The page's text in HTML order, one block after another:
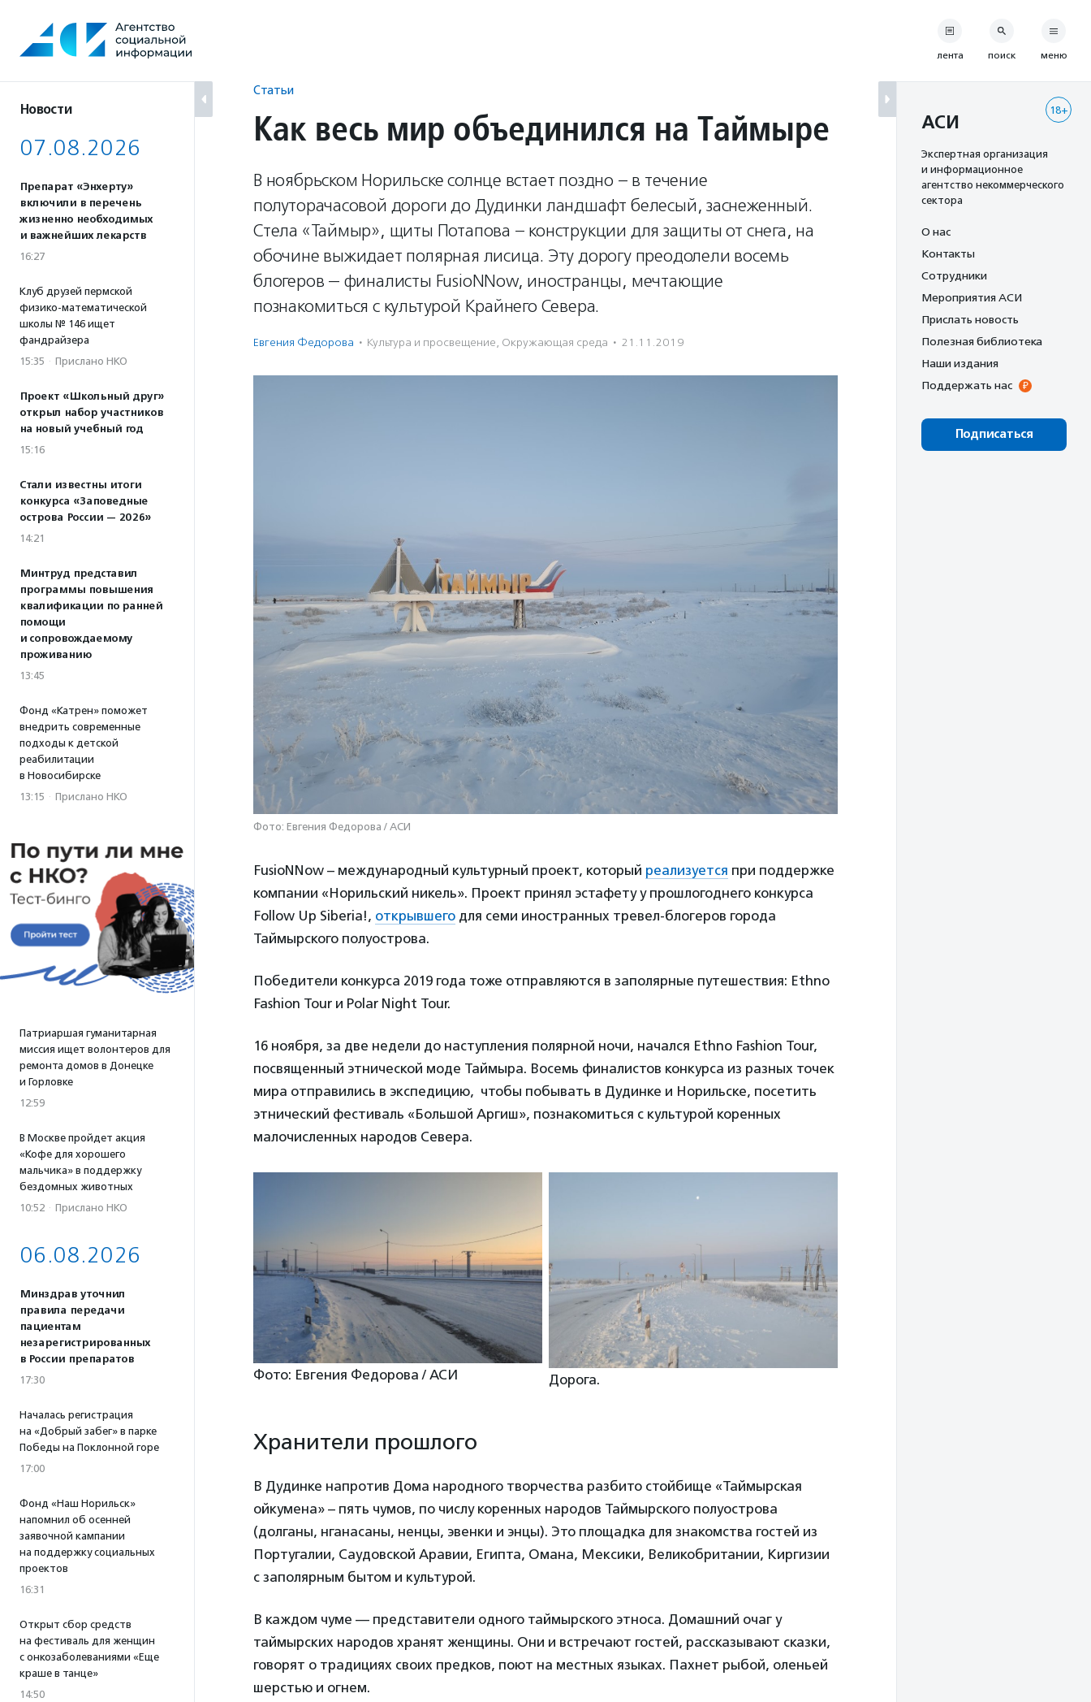
содержанию
Новости
07.08.2026
Препарат «Энхерту»
включили в перечень
жизненно необходимых
и важнейших лекарств
16:27
Клуб друзей пермской
физико-математической
школы № 146 ищет
фандрайзера
15:35 · Прислано НКО
Проект «Школьный друг»
открыл набор участников
на новый учебный год
15:16
Стали известны итоги
конкурса «Заповедные
острова России — 2026»
14:21
Минтруд представил
программы повышения
квалификации по ранней
помощи
и сопровождаемому
проживанию
13:45
Фонд «Катрен» поможет
внедрить современные
подходы к детской
реабилитации
в Новосибирске
13:15 · Прислано НКО
Патриаршая гуманитарная
миссия ищет волонтеров для
ремонта домов в Донецке
и Горловке
12:59
В Москве пройдет акция
«Кофе для хорошего
мальчика» в поддержку
бездомных животных
10:52 · Прислано НКО
06.08.2026
Минздрав уточнил
правила передачи
пациентам
незарегистрированных
в России препаратов
17:30
Началась регистрация
на «Добрый забег» в парке
Победы на Поклонной горе
17:00
Фонд «Наш Норильск»
напомнил об осенней
заявочной кампании
на поддержку социальных
проектов
16:31
Открыт сбор средств
на фестиваль для женщин
с онкозаболеваниями «Еще
краше в танце»
14:50
Статьи
Как весь мир объединился на Таймыре
В ноябрьском Норильске солнце встает поздно – в течение
полуторачасовой дороги до Дудинки ландшафт белесый, заснеженный.
Стела «Таймыр», щиты Потапова – конструкции для защиты от снега, на
обочине выжидает полярная лисица. Эту дорогу преодолели восемь
блогеров — финалисты FusioNNow, иностранцы, мечтающие
познакомиться с культурой Крайнего Севера.
Евгения Федорова · Культура и просвещение, Окружающая среда · 21.11.2019
Фото: Евгения Федорова / АСИ
FusioNNow – международный культурный проект, который реализуется при поддержке
компании «Норильский никель». Проект принял эстафету у прошлогоднего конкурса
Follow Up Siberia!, открывшего для семи иностранных тревел-блогеров города
Таймырского полуострова.
Победители конкурса 2019 года тоже отправляются в заполярные путешествия: Ethno
Fashion Tour и Polar Night Tour.
16 ноября, за две недели до наступления полярной ночи, начался Ethno Fashion Tour,
посвященный этнической моде Таймыра. Восемь финалистов конкурса из разных точек
мира отправились в экспедицию, чтобы побывать в Дудинке и Норильске, посетить
этнический фестиваль «Большой Аргиш», познакомиться с культурой коренных
малочисленных народов Севера.
Фото: Евгения Федорова / АСИ Дорога.
Хранители прошлого
В Дудинке напротив Дома народного творчества разбито стойбище «Таймырская
ойкумена» – пять чумов, по числу коренных народов Таймырского полуострова
(долганы, нганасаны, ненцы, эвенки и энцы). Это площадка для знакомства гостей из
Португалии, Саудовской Аравии, Египта, Омана, Мексики, Великобритании, Киргизии
с заполярным бытом и культурой.
В каждом чуме — представители одного таймырского этноса. Домашний очаг у
таймырских народов хранят женщины. Они и встречают гостей, рассказывают сказки,
говорят о традициях своих предков, поют на местных языках. Пахнет рыбой, оленьей
шерстью и огнем.
лента поиск меню
18+
АСИ
Экспертная организация
и информационное
агентство некоммерческого
сектора
О нас
Контакты
Сотрудники
Мероприятия АСИ
Прислать новость
Полезная библиотека
Наши издания
Поддержать нас
Подписаться